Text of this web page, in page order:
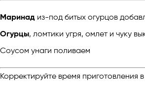
Маринад из-под битых огурцов
Огурцы, ломтики угря, омлет и чуку
Соусом унаги поливаем
Корректируйте время приготовления